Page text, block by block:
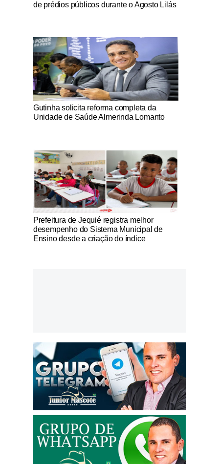
de prédios públicos durante o Agosto Lilás
Notícias Católicas
Gutinha solicita reforma completa da
Unidade de Saúde Almerinda Lomanto
Notícias Católicas
Prefeitura de Jequié registra melhor
desempenho do Sistema Municipal de
Ensino desde a criação do índice